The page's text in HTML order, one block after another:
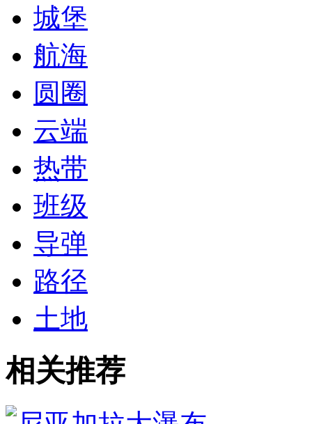
城堡
航海
圆圈
云端
热带
班级
导弹
路径
土地
相关推荐